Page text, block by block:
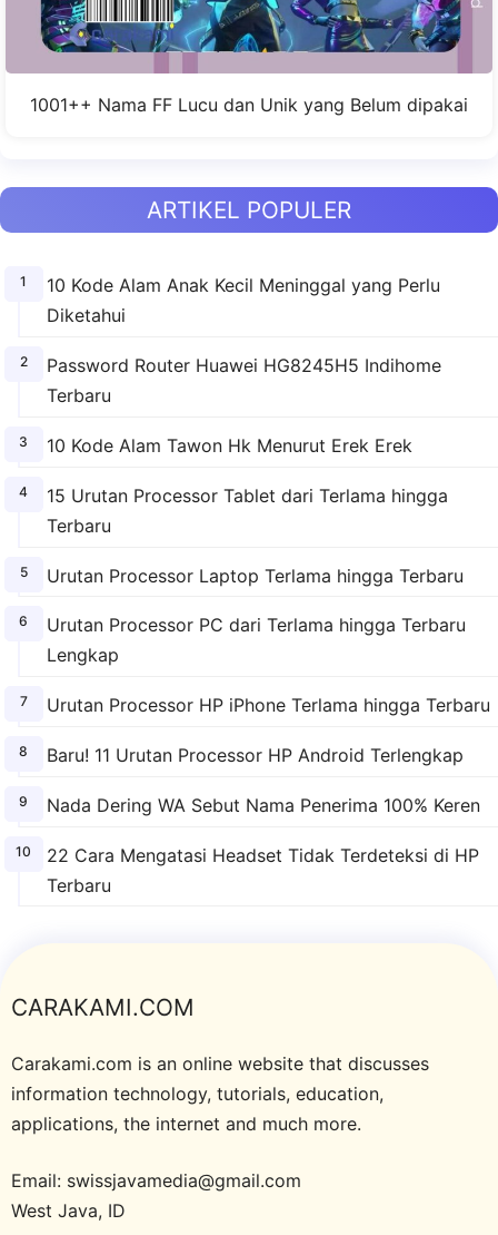
1001++ Nama FF Lucu dan Unik yang Belum dipakai
ARTIKEL POPULER
10 Kode Alam Anak Kecil Meninggal yang Perlu
Diketahui
Password Router Huawei HG8245H5 Indihome
Terbaru
10 Kode Alam Tawon Hk Menurut Erek Erek
15 Urutan Processor Tablet dari Terlama hingga
Terbaru
Urutan Processor Laptop Terlama hingga Terbaru
Urutan Processor PC dari Terlama hingga Terbaru
Lengkap
Urutan Processor HP iPhone Terlama hingga Terbaru
Baru! 11 Urutan Processor HP Android Terlengkap
Nada Dering WA Sebut Nama Penerima 100% Keren
22 Cara Mengatasi Headset Tidak Terdeteksi di HP
Terbaru
CARAKAMI.COM
Carakami.com is an online website that discusses
information technology, tutorials, education,
applications, the internet and much more.
Email: swissjavamedia@gmail.com
West Java, ID